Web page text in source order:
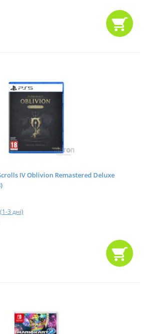
IV Oblivion Remastered Deluxe
3 дні)